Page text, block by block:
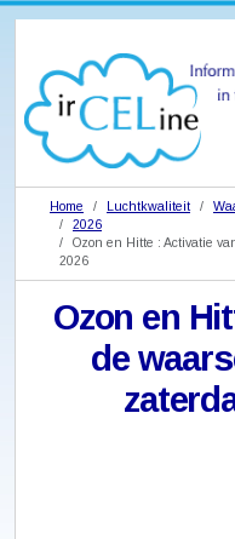
Home Luchtkwaliteit
2026
Ozon en Hitte : Activatie
2026
Ozon en
de